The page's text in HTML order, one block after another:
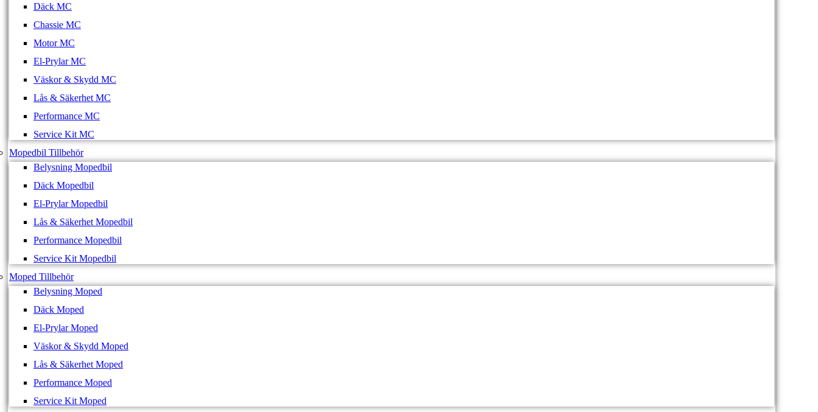
Däck MC
Chassie MC
Motor MC
El-Prylar MC
Väskor & Skydd MC
Lås & Säkerhet MC
Performance MC
Service Kit MC
Mopedbil Tillbehör
Belysning Mopedbil
Däck Mopedbil
El-Prylar Mopedbil
Lås & Säkerhet Mopedbil
Performance Mopedbil
Service Kit Mopedbil
Moped Tillbehör
Belysning Moped
Däck Moped
El-Prylar Moped
Väskor & Skydd Moped
Lås & Säkerhet Moped
Performance Moped
Service Kit Moped